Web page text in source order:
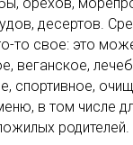
десертов.
то свое: это
веганское,
спортивное,
в том числе
родителей.